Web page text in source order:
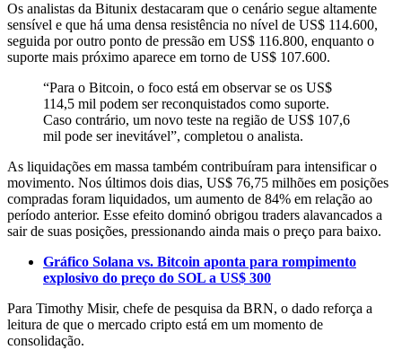
Os analistas da Bitunix destacaram que o cenário segue altamente
sensível e que há uma densa resistência no nível de US$ 114.600,
seguida por outro ponto de pressão em US$ 116.800, enquanto o
suporte mais próximo aparece em torno de US$ 107.600.
“Para o Bitcoin, o foco está em observar se os US$
114,5 mil podem ser reconquistados como suporte.
Caso contrário, um novo teste na região de US$ 107,6
mil pode ser inevitável”, completou o analista.
As liquidações em massa também contribuíram para intensificar o
movimento. Nos últimos dois dias, US$ 76,75 milhões em posições
compradas foram liquidados, um aumento de 84% em relação ao
período anterior. Esse efeito dominó obrigou traders alavancados a
sair de suas posições, pressionando ainda mais o preço para baixo.
Gráfico Solana vs. Bitcoin aponta para rompimento
explosivo do preço do SOL a US$ 300
Para Timothy Misir, chefe de pesquisa da BRN, o dado reforça a
leitura de que o mercado cripto está em um momento de
consolidação.